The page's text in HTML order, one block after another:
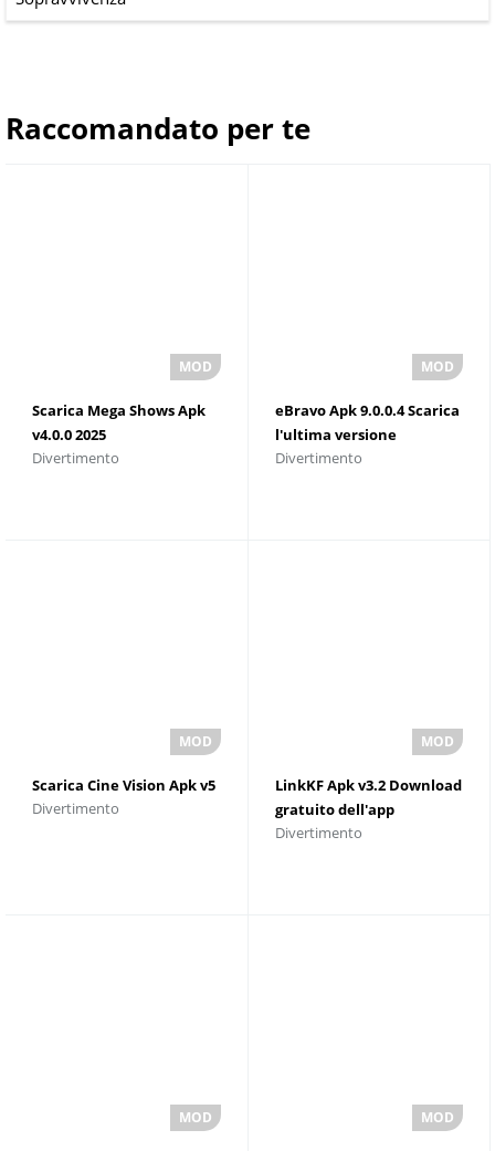
Raccomandato per te
Scarica Mega Shows Apk
v4.0.0 2025
Divertimento
eBravo Apk 9.0.0.4 Scarica
l'ultima versione
Divertimento
Scarica Cine Vision Apk v5
Divertimento
LinkKF Apk v3.2 Download
gratuito dell'app
Divertimento